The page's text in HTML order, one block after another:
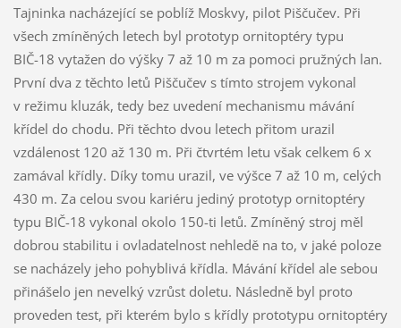
Tajninka nacházející se poblíž Moskvy, pilot Piščučev. Při
všech zmíněných letech byl prototyp ornitoptéry typu
BIČ-18 vytažen do výšky 7 až 10 m za pomoci pružných lan.
První dva z těchto letů Piščučev s tímto strojem vykonal
v režimu kluzák, tedy bez uvedení mechanismu mávání
křídel do chodu. Při těchto dvou letech přitom urazil
vzdálenost 120 až 130 m. Při čtvrtém letu však celkem 6 x
zamával křídly. Díky tomu urazil, ve výšce 7 až 10 m, celých
430 m. Za celou svou kariéru jediný prototyp ornitoptéry
typu BIČ-18 vykonal okolo 150-ti letů. Zmíněný stroj měl
dobrou stabilitu i ovladatelnost nehledě na to, v jaké poloze
se nacházely jeho pohyblivá křídla. Mávání křídel ale sebou
přinášelo jen nevelký vzrůst doletu. Následně byl proto
proveden test, při kterém bylo s křídly prototypu ornitoptéry